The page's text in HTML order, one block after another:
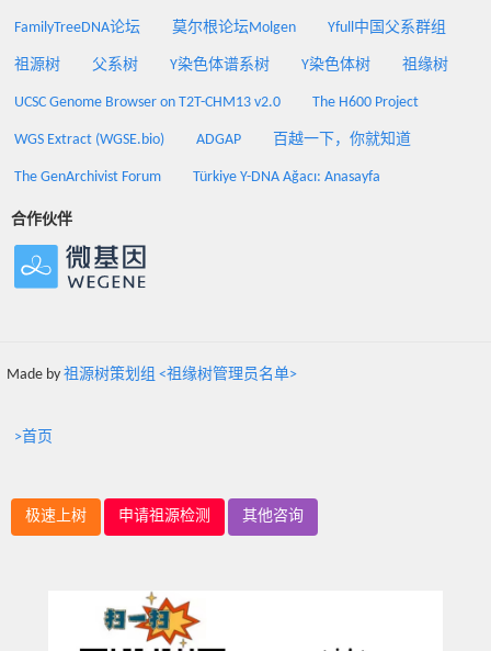
FamilyTreeDNA论坛 莫尔根论坛Molgen Yfull中国父系群组
祖源树 父系树 Y染色体谱系树 Y染色体树 祖缘树
UCSC Genome Browser on T2T-CHM13 v2.0 The H600 Project
WGS Extract (WGSE.bio) ADGAP 百越一下，你就知道
The GenArchivist Forum Türkiye Y-DNA Ağacı: Anasayfa
合作伙伴
Made by 祖源树策划组 <祖缘树管理员名单>
>首页
极速上树 申请祖源检测 其他咨询